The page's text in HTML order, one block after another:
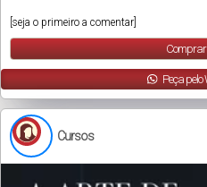
[seja o primeiro a comentar]
Peça
Cursos